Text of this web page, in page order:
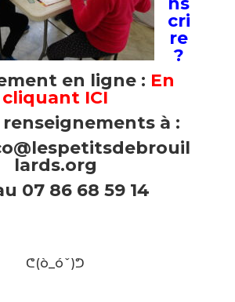
cri
re
?
en ligne : En
cliquant ICI
renseignements à :
lards.org
07 86 68 59 14
ᕦ(ò_óˇ)ᕤ